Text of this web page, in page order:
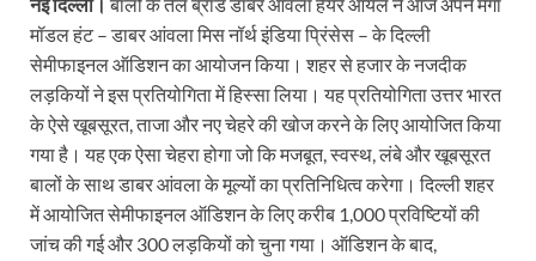
मॉडल हंट – डाबर आंवला मिस नॉर्थ इंडिया प्रिंसेस – के दिल्ली
सेमीफाइनल ऑडिशन का आयोजन किया। शहर से हजार के नजदीक
लड़कियों ने इस प्रतियोगिता में हिस्सा लिया। यह प्रतियोगिता उत्तर भारत
के ऐसे खूबसूरत, ताजा और नए चेहरे की खोज करने के लिए आयोजित किया
गया है। यह एक ऐसा चेहरा होगा जो कि मजबूत, स्वस्थ, लंबे और खूबसूरत
बालों के साथ डाबर आंवला के मूल्यों का प्रतिनिधित्व करेगा। दिल्ली शहर
में आयोजित सेमीफाइनल ऑडिशन के लिए करीब 1,000 प्रविष्टियों की
जांच की गई और 300 लड़कियों को चुना गया। ऑडिशन के बाद,